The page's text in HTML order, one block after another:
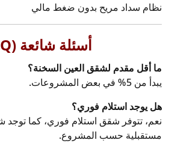
نظام سداد مريح بدون ضغط مالي
أسئلة شائعة (FAQ)
ما أقل مقدم لشقق العين السخنة؟
يبدأ من 5% في بعض المشروعات.
هل يوجد استلام فوري؟
نعم، تتوفر شقق استلام فوري، كما توجد
مستقبلية حسب المشروع.